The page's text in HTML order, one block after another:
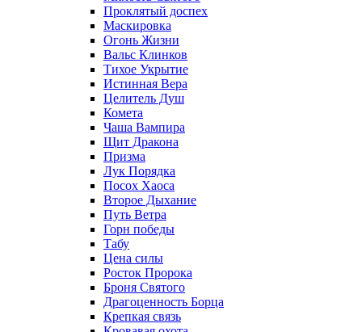
Проклятый доспех
Маскировка
Огонь Жизни
Вальс Клинков
Тихое Укрытие
Истинная Вера
Целитель Душ
Комета
Чаша Вампира
Щит Дракона
Призма
Лук Порядка
Посох Хаоса
Второе Дыхание
Путь Ветра
Горн победы
Табу
Цена силы
Росток Пророка
Броня Святого
Драгоценность Борца
Крепкая связь